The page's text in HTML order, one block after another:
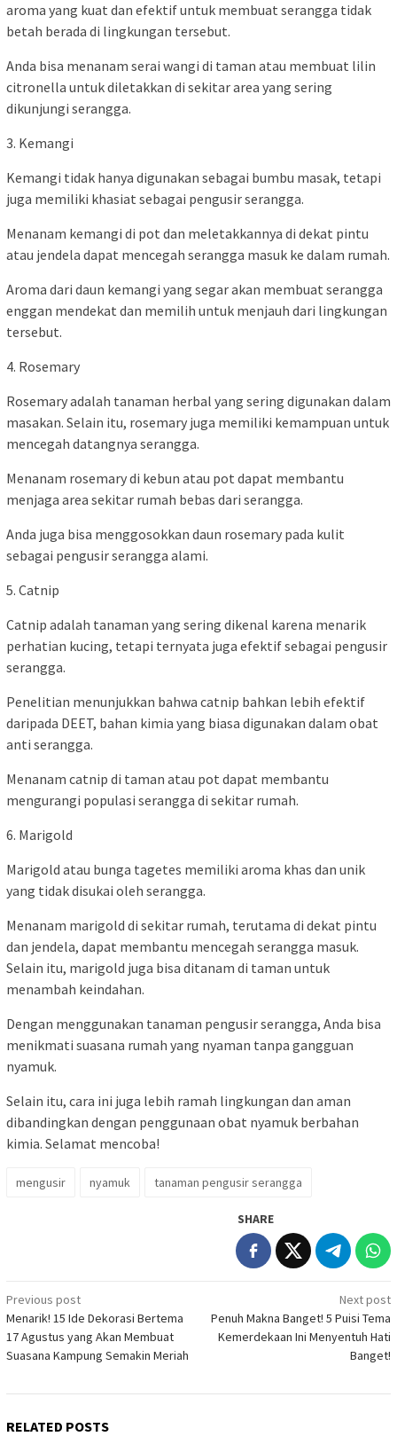
aroma yang kuat dan efektif untuk membuat serangga tidak
betah berada di lingkungan tersebut.
Anda bisa menanam serai wangi di taman atau membuat lilin
citronella untuk diletakkan di sekitar area yang sering
dikunjungi serangga.
3. Kemangi
Kemangi tidak hanya digunakan sebagai bumbu masak, tetapi
juga memiliki khasiat sebagai pengusir serangga.
Menanam kemangi di pot dan meletakkannya di dekat pintu
atau jendela dapat mencegah serangga masuk ke dalam rumah.
Aroma dari daun kemangi yang segar akan membuat serangga
enggan mendekat dan memilih untuk menjauh dari lingkungan
tersebut.
4. Rosemary
Rosemary adalah tanaman herbal yang sering digunakan dalam
masakan. Selain itu, rosemary juga memiliki kemampuan untuk
mencegah datangnya serangga.
Menanam rosemary di kebun atau pot dapat membantu
menjaga area sekitar rumah bebas dari serangga.
Anda juga bisa menggosokkan daun rosemary pada kulit
sebagai pengusir serangga alami.
5. Catnip
Catnip adalah tanaman yang sering dikenal karena menarik
perhatian kucing, tetapi ternyata juga efektif sebagai pengusir
serangga.
Penelitian menunjukkan bahwa catnip bahkan lebih efektif
daripada DEET, bahan kimia yang biasa digunakan dalam obat
anti serangga.
Menanam catnip di taman atau pot dapat membantu
mengurangi populasi serangga di sekitar rumah.
6. Marigold
Marigold atau bunga tagetes memiliki aroma khas dan unik
yang tidak disukai oleh serangga.
Menanam marigold di sekitar rumah, terutama di dekat pintu
dan jendela, dapat membantu mencegah serangga masuk.
Selain itu, marigold juga bisa ditanam di taman untuk
menambah keindahan.
Dengan menggunakan tanaman pengusir serangga, Anda bisa
menikmati suasana rumah yang nyaman tanpa gangguan
nyamuk.
Selain itu, cara ini juga lebih ramah lingkungan dan aman
dibandingkan dengan penggunaan obat nyamuk berbahan
kimia. Selamat mencoba!
mengusir nyamuk tanaman pengusir serangga
SHARE
Post
navigation
Previous post
Menarik! 15 Ide Dekorasi Bertema
17 Agustus yang Akan Membuat
Suasana Kampung Semakin Meriah
Next post
Penuh Makna Banget! 5 Puisi Tema
Kemerdekaan Ini Menyentuh Hati
Banget!
RELATED POSTS